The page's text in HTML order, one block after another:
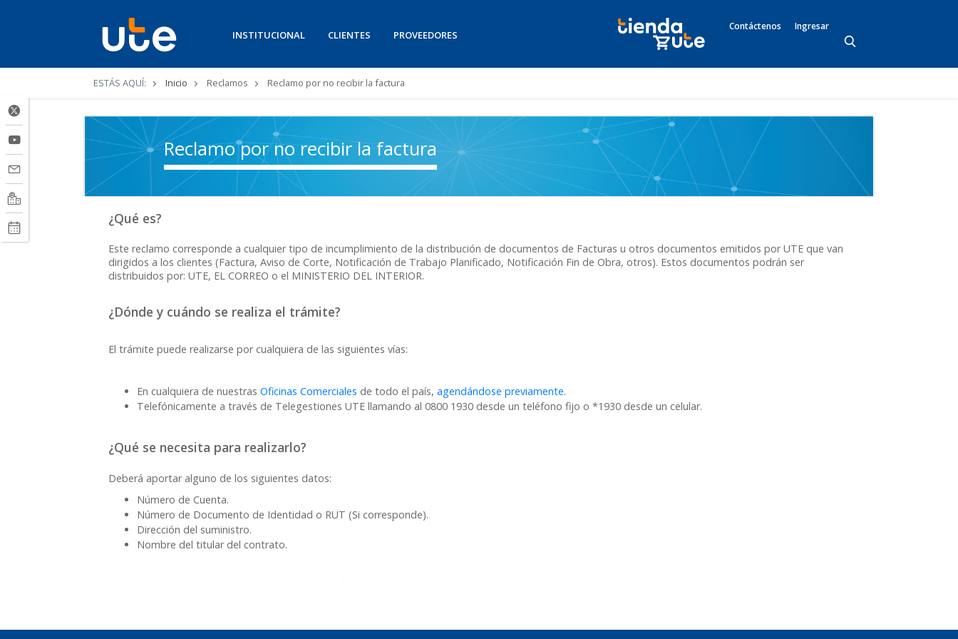
INSTITUCIONAL CLIENTES PROVEEDORES
Contáctenos Ingresar
Ruta
de
navegación
ESTÁS AQUÍ: Inicio Reclamos Reclamo por no recibir la factura
Reclamo por no recibir la factura
¿Qué es?
Este reclamo corresponde a cualquier tipo de incumplimiento de la distribución de documentos de Facturas u otros documentos emitidos por UTE que van
dirigidos a los clientes (Factura, Aviso de Corte, Notificación de Trabajo Planificado, Notificación Fin de Obra, otros). Estos documentos podrán ser
distribuidos por: UTE, EL CORREO o el MINISTERIO DEL INTERIOR.
¿Dónde y cuándo se realiza el trámite?
El trámite puede realizarse por cualquiera de las siguientes vías:
En cualquiera de nuestras Oficinas Comerciales de todo el país, agendándose previamente.
Telefónicamente a través de Telegestiones UTE llamando al 0800 1930 desde un teléfono fijo o *1930 desde un celular.
¿Qué se necesita para realizarlo?
Deberá aportar alguno de los siguientes datos:
Número de Cuenta.
Número de Documento de Identidad o RUT (Si corresponde).
Dirección del suministro.
Nombre del titular del contrato.